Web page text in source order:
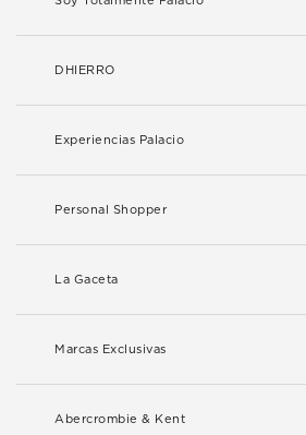
DHIERRO
Experiencias Palacio
Personal Shopper
La Gaceta
Marcas Exclusivas
Abercrombie & Kent